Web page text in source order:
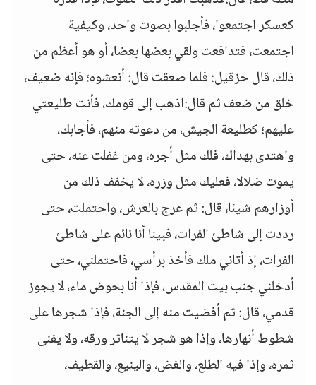
كعسكر اجتمعوا، فأجلبوا بصوت واحد، وكيفية
اجتمعت، فتدافعت ولقي بعضها بعضا، أو هو أعظم من
ذلك، قال حزقيل: فلما صعقت قال: أنعشوه؛ فإنه ضعيف،
خلق من ضعف ثم قال:اذهب إلى قومك، فأنت طليعتي
عليهم؛ كطليعة الجيش، من دعوته منهم، فأجابك،
واهتدى بهداك، فلك مثل أجره، ومن غفلت عنه، حتى
يموت ضلالا، فعليك مثل وزره، لا يخفف ذلك من
أوزارهم شيئا، قال: ثم عرج بالعرش، واحتملت، حتى
رددت إلى شاطئ الفرات، فبينا أنا نائم على شاطئ
الفرات، إذ أتاني ملك فأخذ برأسي، فاحتملني، حتى
أدخلني جنب بيت المقدس، فإذا أنا بحوض ماء، لا يجوز
قدمي، قال: ثم أفضيت منه إلى الجنة، فإذا شجرها على
شطوط أنهارها، وإذا هو شجر لا يتناثر ورقه، ولا يفنى
ثمره، وإذا فيه الطلع، والغض، والينيع، والقطيف،